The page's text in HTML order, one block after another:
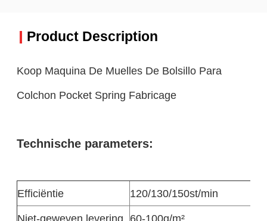
Product Description
Koop Maquina De Muelles De Bolsillo Para
Colchon Pocket Spring Fabricage
Technische parameters:
Efficiëntie
120/130/150st/min